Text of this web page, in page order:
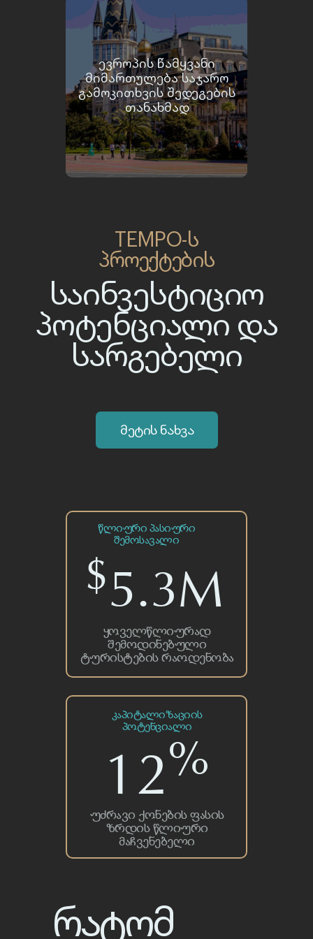
ᲔᲕᲠᲝᲞᲘᲡ ᲬᲐᲛᲧᲕᲐᲜᲘ
ᲛᲘᲛᲐᲠᲗᲣᲚᲔᲑᲐ ᲡᲐᲯᲐᲠᲝ
ᲒᲐᲛᲝᲙᲘᲗᲮᲕᲘᲡ ᲨᲔᲓᲔᲒᲔᲑᲘᲡ
ᲗᲐᲜᲐᲮᲛᲐᲓ
$5.3M
წლიური პასიური
შემოსავალი
Ყოველწლიურად
Შემოდინებული
Ტურისტების Რაოდენობა
12%
კაპიტალიზაციის
პოტენციალი
Უძრავი Ქონების Ფასის
Ზრდის Წლიური
Მაჩვენებელი
რატომ